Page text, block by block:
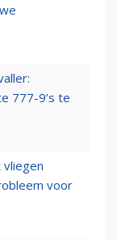
777-9’s te
vliegen
voor